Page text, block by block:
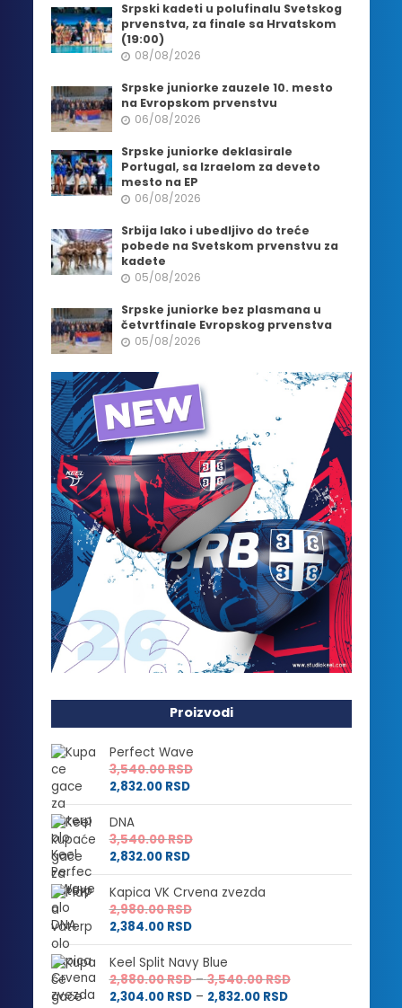
Srpski kadeti u polufinalu Svetskog
prvenstva, za finale sa Hrvatskom
(19:00)
08/08/2026
Srpske juniorke zauzele 10. mesto
na Evropskom prvenstvu
06/08/2026
Srpske juniorke deklasirale
Portugal, sa Izraelom za deveto
mesto na EP
06/08/2026
Srbija lako i ubedljivo do treće
pobede na Svetskom prvenstvu za
kadete
05/08/2026
Srpske juniorke bez plasmana u
četvrtfinale Evropskog prvenstva
05/08/2026
Proizvodi
Perfect Wave
3,540.00RSD
2,832.00 RSD
DNA
3,540.00RSD
2,832.00 RSD
Kapica VK Crvena zvezda
2,980.00RSD
2,384.00 RSD
Keel Split Navy Blue
2,880.00RSD – 3,540.00RSDRaspon
2,304.00 RSD – 2,832.00 RSDRaspon